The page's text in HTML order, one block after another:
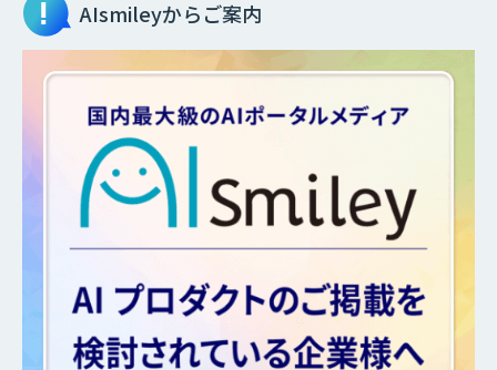
AIsmileyからご案内